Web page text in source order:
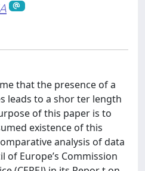
that the presence of a
leads to a shor ter length
of this paper is to
existence of this
analysis of data
of Europe’s Commission